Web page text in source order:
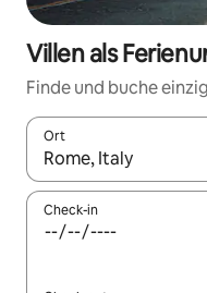
Villen als
Finde und buche
Ort
Wenn Ergebnisse
Check-in